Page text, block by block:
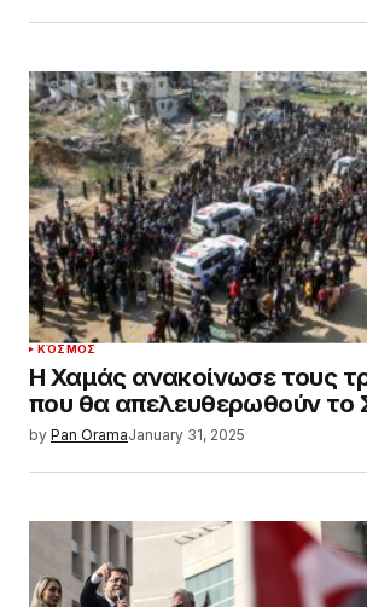
ΚΌΣΜΟΣ
Η Χαμάς ανακοίνωσε τους
που θα απελευθερωθούν το
by Pan OramaJanuary 31, 2025